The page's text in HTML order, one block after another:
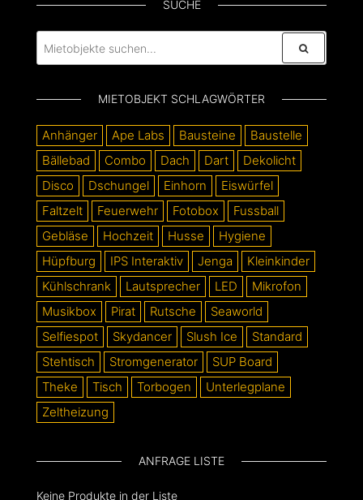
SUCHE
MIETOBJEKT SCHLAGWÖRTER
Anhänger Ape Labs Bausteine
Baustelle
Bällebad
Combo Dach Dart
Dekolicht
Disco
Dschungel Einhorn
Eiswürfel
Faltzelt
Feuerwehr Fotobox
Fussball
Gebläse
Hochzeit Husse
Hygiene
Hüpfburg
IPS Interaktiv Jenga
Kleinkinder
Kühlschrank
Lautsprecher LED
Mikrofon
Musikbox
Pirat Rutsche
Seaworld
Selfiespot
Skydancer Slush Ice
Standard
Stehtisch
Stromgenerator
SUP Board
Theke
Tisch Torbogen
Unterlegplane
Zeltheizung
ANFRAGE LISTE
Keine Produkte in der Liste